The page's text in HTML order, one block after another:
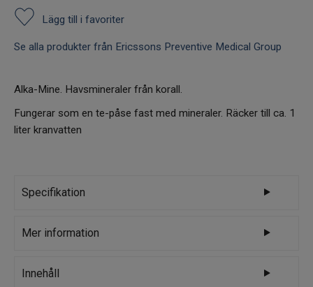
Lägg till i favoriter
Se alla produkter från Ericssons Preventive Medical Group
Alka-Mine. Havsmineraler från korall.
Fungerar som en te-påse fast med mineraler. Räcker till ca. 1
liter kranvatten
Specifikation
Varumärke
Mer information
Alka-Mine är naturliga mineraler från vårt
Innehåll